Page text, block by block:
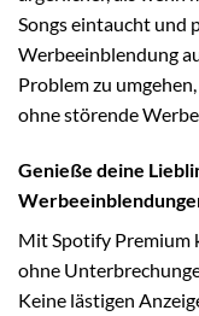
Songs eintaucht und
Werbeeinblendung
Problem zu
ohne störende
Genieße deine
Mit Spotify Premium
ohne
Keine lästigen